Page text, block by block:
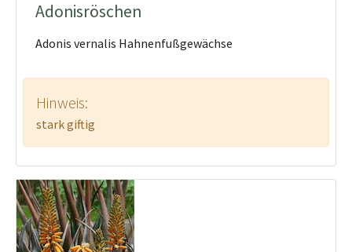
Adonisröschen
Adonis vernalis Hahnenfußgewächse
Hinweis:
stark giftig